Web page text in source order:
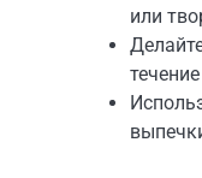
или